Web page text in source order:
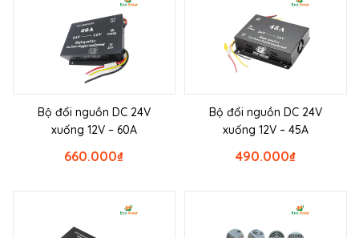
Bộ đổi nguồn DC 24V
xuống 12V – 60A
₫
660.000
Bộ đổi nguồn DC 24V
xuống 12V – 45A
₫
490.000